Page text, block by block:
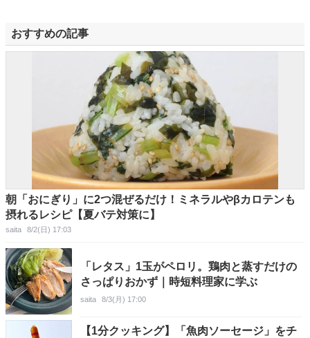
おすすめの記事
朝「おにぎり」に2つ混ぜるだけ！ミネラルやβカロテンも
摂れるレシピ【夏バテ対策に】
saita 8/2(日) 17:03
「レタス」1玉がペロリ。鶏肉と蒸すだけの
さっぱりおかず｜時短料理家に学ぶ
saita 8/3(月) 17:00
【1分クッキング】「魚肉ソーセージ」をチ